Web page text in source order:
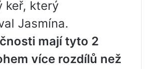
keř, který
Jasmína.
mají tyto 2
více rozdílů než